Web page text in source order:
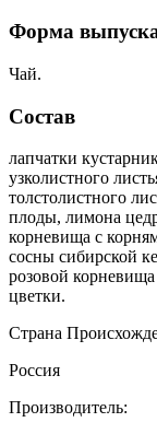
Форма
Чай.
Состав
лапчатки
узколистного
толстолистного
плоды, лимона
корневища с
сосны сибирской
розовой
цветки.
Страна
Россия
Производитель: